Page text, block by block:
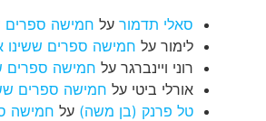
סאלי תדמור על חמישה ספרים
לימור על חמישה ספרים ששינו
רוני ויינברגר על חמישה ספרים
אורלי ביטי על חמישה ספרים
טל פרנק (בן משה) על חמישה